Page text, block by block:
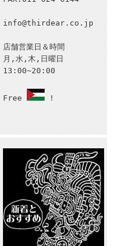
info@thirdear.co.jp
店舗営業日＆時間
月,水,木,日曜日
13:00~20:00
Free !